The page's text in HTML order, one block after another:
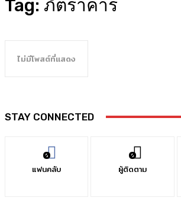
Tag: ภัตราคาร
ไม่มีโพสต์ที่แสดง
STAY CONNECTED
0
แฟนคลับ
0
ผู้ติดตาม